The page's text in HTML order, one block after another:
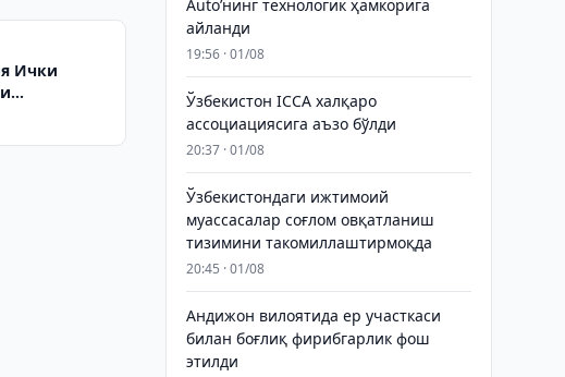
Ички
Auto’нинг технологик ҳамкорига
айланди
19:56 · 01/08
Ўзбекистон ICCA халқаро
ассоциациясига аъзо бўлди
20:37 · 01/08
Ўзбекистондаги ижтимоий
муассасалар соғлом овқатланиш
тизимини такомиллаштирмоқда
20:45 · 01/08
Андижон вилоятида ер участкаси
билан боғлиқ фирибгарлик фош
этилди